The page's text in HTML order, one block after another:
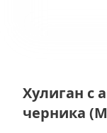
Хулиган с
черника